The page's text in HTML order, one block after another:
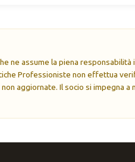
ne assume la piena responsabilità
Professioniste non effettua
aggiornate. Il socio si impegna a